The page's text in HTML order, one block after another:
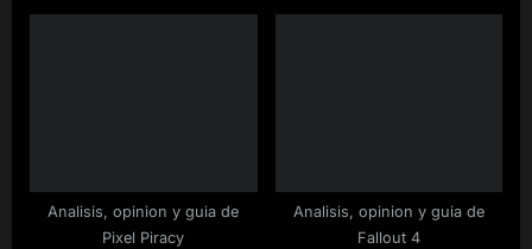
s o
Analisis, opinion y guia de
Pixel Piracy
Analisis, opinion y guia de
Fallout 4